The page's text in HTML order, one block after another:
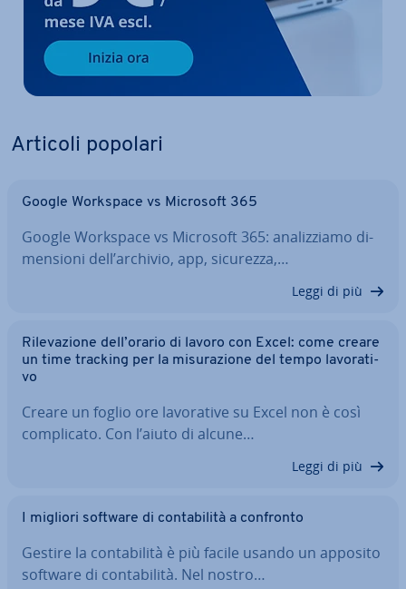
Articoli popolari
Google Workspace vs Microsoft 365
Google Workspace vs Microsoft 365: ana­liz­zia­mo di­
men­sio­ni dell’archivio, app, sicurezza,…
Leggi di più
Ri­le­va­zio­ne dell’orario di lavoro con Excel: come creare
un time tracking per la mi­su­ra­zio­ne del tempo la­vo­ra­ti­
vo
Creare un foglio ore la­vo­ra­ti­ve su Excel non è così
com­pli­ca­to. Con l’aiuto di alcune…
Leggi di più
I migliori software di con­ta­bi­li­tà a confronto
Gestire la con­ta­bi­li­tà è più facile usando un apposito
software di con­ta­bi­li­tà. Nel nostro…